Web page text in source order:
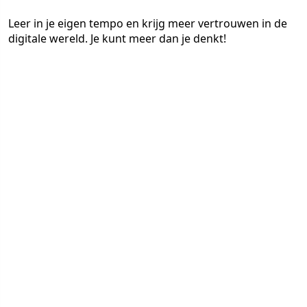
Leer in je eigen tempo en krijg meer vertrouwen in de
digitale wereld. Je kunt meer dan je denkt!